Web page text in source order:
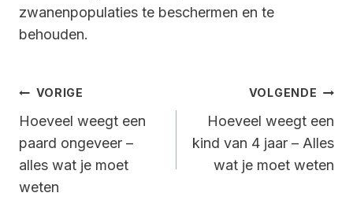
zwanenpopulaties te beschermen en te
behouden.
Bericht
Navigatie
VORIGE
Hoeveel weegt een
paard ongeveer –
alles wat je moet
weten
VOLGENDE
Hoeveel weegt een
kind van 4 jaar – Alles
wat je moet weten